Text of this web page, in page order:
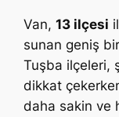
Van,13 ilçesi
sunan geniş
Tuşba ilçeleri,
dikkat
daha sakin ve